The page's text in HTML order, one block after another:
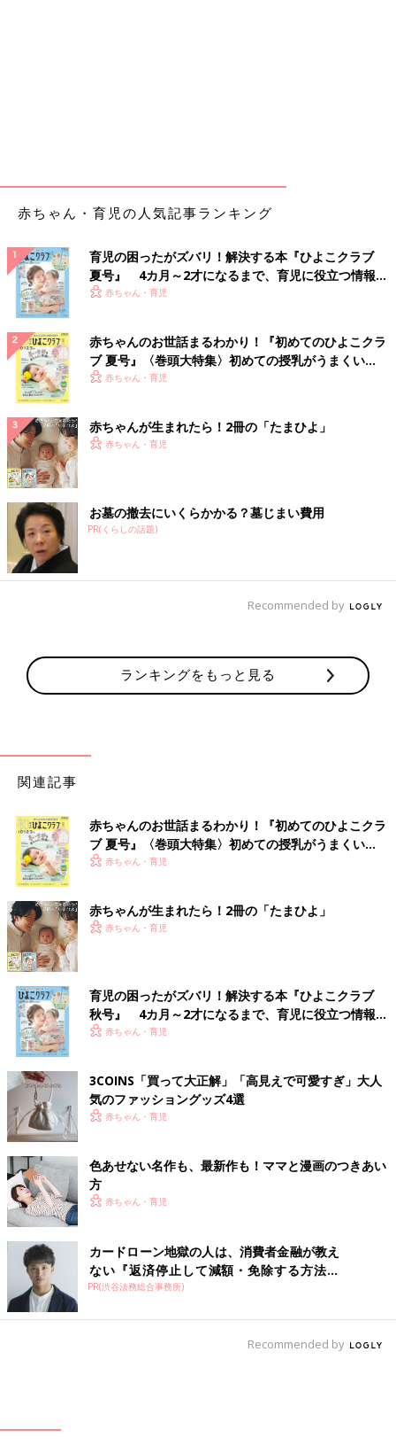
赤ちゃん・育児の人気記事ランキング
育児の困ったがズバリ！解決する本『ひよこクラブ
夏号』 4カ月～2才になるまで、育児に役立つ情報が
いっぱい！
赤ちゃん・育児
赤ちゃんのお世話まるわかり！『初めてのひよこクラ
ブ 夏号』〈巻頭大特集〉初めての授乳がうまくい
く！ おっぱい・ミルクの基本と夏のトラブル 解決テ
赤ちゃん・育児
赤ちゃんが生まれたら！2冊の「たまひよ」
赤ちゃん・育児
お墓の撤去にいくらかかる？墓じまい費用
PR(くらしの話題)
Recommended by
ランキングをもっと見る
関連記事
赤ちゃんのお世話まるわかり！『初めてのひよこクラ
ブ 夏号』〈巻頭大特集〉初めての授乳がうまくい
く！ おっぱい・ミルクの基本と夏のトラブル 解決テ
赤ちゃん・育児
赤ちゃんが生まれたら！2冊の「たまひよ」
赤ちゃん・育児
育児の困ったがズバリ！解決する本『ひよこクラブ
秋号』 4カ月～2才になるまで、育児に役立つ情報が
いっぱい！
赤ちゃん・育児
3COINS「買って大正解」「高見えで可愛すぎ」大人
気のファッショングッズ4選
赤ちゃん・育児
色あせない名作も、最新作も！ママと漫画のつきあい
方
赤ちゃん・育児
カードローン地獄の人は、消費者金融が教え
ない『返済停止して減額・免除する方法』
で...
PR(渋谷法務総合事務所)
Recommended by